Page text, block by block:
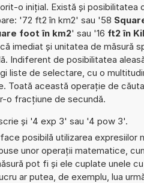
o inițial. Există și posibilitatea
'72 ft2 în km2' sau '58
foot în km2' sau '16 ft2 în
imediat și unitatea de măsură
Indiferent de posibilitatea
liste de selectare, cu o
Toată această operație de
o fracțiune de secundă.
și '4 exp 3' sau '4 pow 3'.
posibilă utilizarea expresiilor
unor operații matematice,
pot fi și ele cuplate unele
ar putea, de exemplu, lua